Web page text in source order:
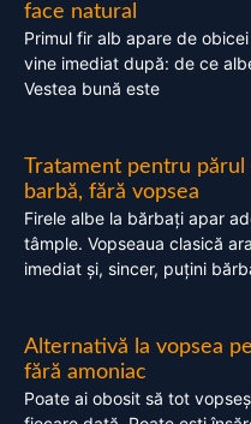
face natural
Primul fir alb apare de
vine imediat după: de ce
Vestea bună este
Tratament pentru
barbă, fără vopsea
Firele albe la bărbați apar
tâmple. Vopseaua clasică
imediat și, sincer, puțini
Alternativă la vopsea
fără amoniac
Poate ai obosit să tot